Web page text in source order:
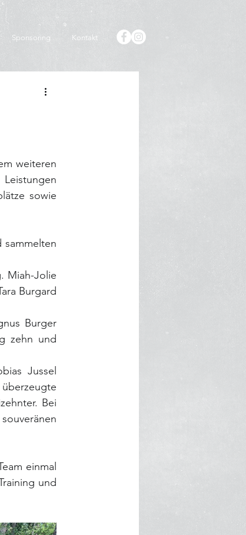
Sponsoring Kontakt
weiteren
sowie
sammelten
Miah-Jolie
Burgard
Burger
zehn und
Jussel
Bei
einmal
und